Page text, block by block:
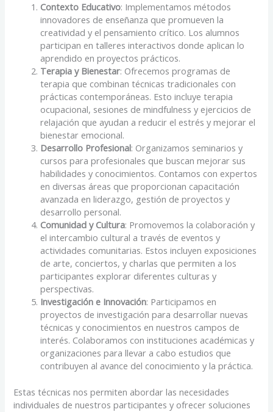
Contexto Educativo: Implementamos métodos
innovadores de enseñanza que promueven la
creatividad y el pensamiento crítico. Los alumnos
participan en talleres interactivos donde aplican lo
aprendido en proyectos prácticos.
Terapia y Bienestar: Ofrecemos programas de
terapia que combinan técnicas tradicionales con
prácticas contemporáneas. Esto incluye terapia
ocupacional, sesiones de mindfulness y ejercicios de
relajación que ayudan a reducir el estrés y mejorar el
bienestar emocional.
Desarrollo Profesional: Organizamos seminarios y
cursos para profesionales que buscan mejorar sus
habilidades y conocimientos. Contamos con expertos
en diversas áreas que proporcionan capacitación
avanzada en liderazgo, gestión de proyectos y
desarrollo personal.
Comunidad y Cultura: Promovemos la colaboración y
el intercambio cultural a través de eventos y
actividades comunitarias. Estos incluyen exposiciones
de arte, conciertos, y charlas que permiten a los
participantes explorar diferentes culturas y
perspectivas.
Investigación e Innovación: Participamos en
proyectos de investigación para desarrollar nuevas
técnicas y conocimientos en nuestros campos de
interés. Colaboramos con instituciones académicas y
organizaciones para llevar a cabo estudios que
contribuyen al avance del conocimiento y la práctica.
Estas técnicas nos permiten abordar las necesidades
individuales de nuestros participantes y ofrecer soluciones